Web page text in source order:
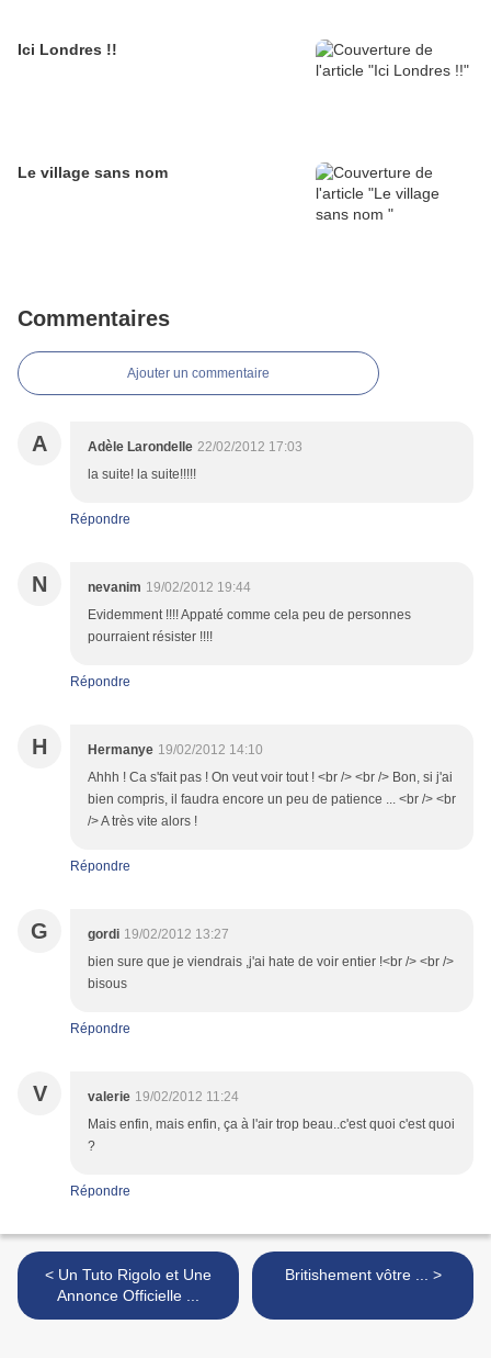
Ici Londres !!
Le village sans nom
Commentaires
Ajouter un commentaire
A Adèle Larondelle 22/02/2012 17:03
la suite! la suite!!!!!
Répondre
N nevanim 19/02/2012 19:44
Evidemment !!!! Appaté comme cela peu de personnes
pourraient résister !!!!
Répondre
H Hermanye 19/02/2012 14:10
Ahhh ! Ca s'fait pas ! On veut voir tout ! <br /> <br /> Bon, si j'ai
bien compris, il faudra encore un peu de patience ... <br /> <br
/> A très vite alors !
Répondre
G gordi 19/02/2012 13:27
bien sure que je viendrais ,j'ai hate de voir entier !<br /> <br />
bisous
Répondre
V valerie 19/02/2012 11:24
Mais enfin, mais enfin, ça à l'air trop beau..c'est quoi c'est quoi
?
Répondre
< Un Tuto Rigolo et Une
Annonce Officielle ...
Britishement vôtre ... >